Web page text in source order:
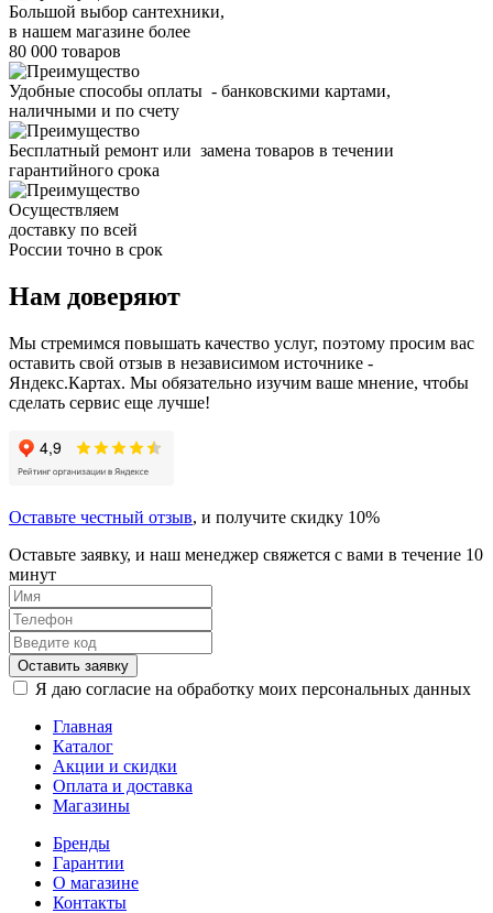
Большой выбор сантехники,
в нашем магазине более
80 000 товаров
Удобные способы оплаты - банковскими картами,
наличными и по счету
Бесплатный ремонт или замена товаров в течении
гарантийного срока
Осуществляем
доставку по всей
России точно в срок
Нам доверяют
Мы стремимся повышать качество услуг, поэтому просим вас
оставить свой отзыв в независимом источнике -
Яндекс.Картах. Мы обязательно изучим ваше мнение, чтобы
сделать сервис еще лучше!
Оставьте честный отзыв, и получите скидку 10%
Оставьте заявку, и наш менеджер свяжется с вами в течение 10
минут
Оставить заявку
Я даю согласие на обработку моих персональных данных
Главная
Каталог
Акции и скидки
Оплата и доставка
Магазины
Бренды
Гарантии
О магазине
Контакты